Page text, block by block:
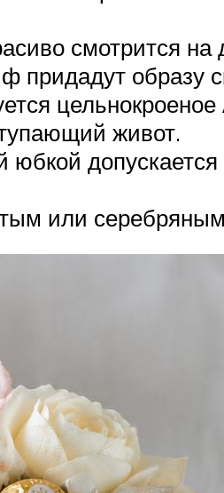
смотрится
придадут образу
живот.
или